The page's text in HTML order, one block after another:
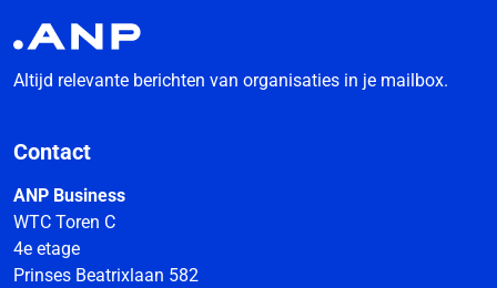
Altijd relevante berichten van organisaties in je mailbox.
Contact
ANP Business
WTC Toren C
4e etage
Prinses Beatrixlaan 582